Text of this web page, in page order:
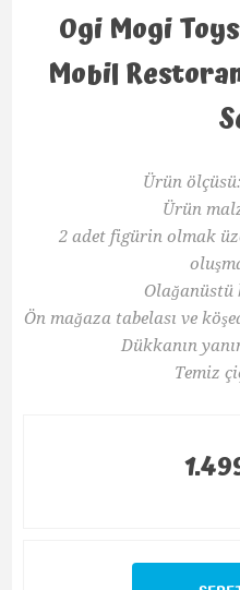
Ogi Mogi
Mobil
Ürün
Ürün
2 adet figürin olmak
Olağanüstü
Ön mağaza tabelası ve
Dükkanın
Temiz